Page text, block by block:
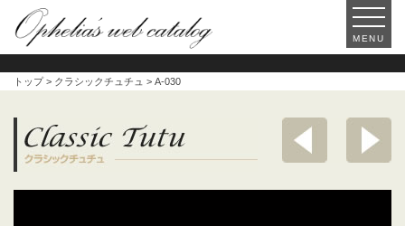
MENU
トップ> クラシックチュチュ > A-030